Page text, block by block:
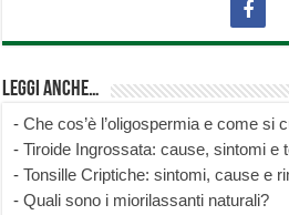
Leggi anche…
-Che cos’è l’oligospermia e come si
-Tiroide Ingrossata: cause, sintomi e
-Tonsille Criptiche: sintomi, cause e
-Quali sono i miorilassanti naturali?